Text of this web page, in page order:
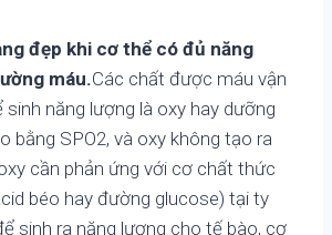
đẹp khi cơ thể có đủ năng
máu.Các chất được máu vận
sinh năng lượng là oxy hay dưỡng
bằng SPO2, và oxy không tạo ra
cần phản ứng với cơ chất thức
béo hay đường glucose) tại ty
sinh ra năng lượng cho tế bào, cơ